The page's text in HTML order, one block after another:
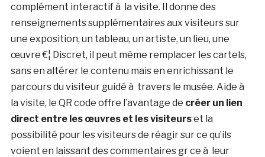
complément interactif à la visite. Il donne des
renseignements supplémentaires aux visiteurs sur
une exposition, un tableau, un artiste, un lieu, une
œuvre €¦ Discret, il peut même remplacer les cartels,
sans en altérer le contenu mais en enrichissant le
parcours du visiteur guidé à travers le musée. Aide à
la visite, le QR code offre l’avantage de créer un lien
direct entre les œuvres et les visiteurset la
possibilité pour les visiteurs de réagir sur ce qu’ils
voient en laissant des commentaires gr ce à leur